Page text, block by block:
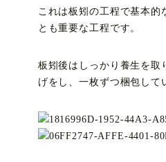
これは板矧の工程で基本的
とも重要な工程です。
板矧後はしっかり養生を取
げをし、一枚ずつ梱包して